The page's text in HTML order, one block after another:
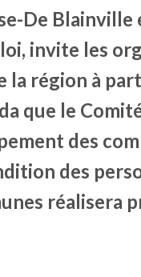
De
invite les
région à
que le
des
des
réalisera